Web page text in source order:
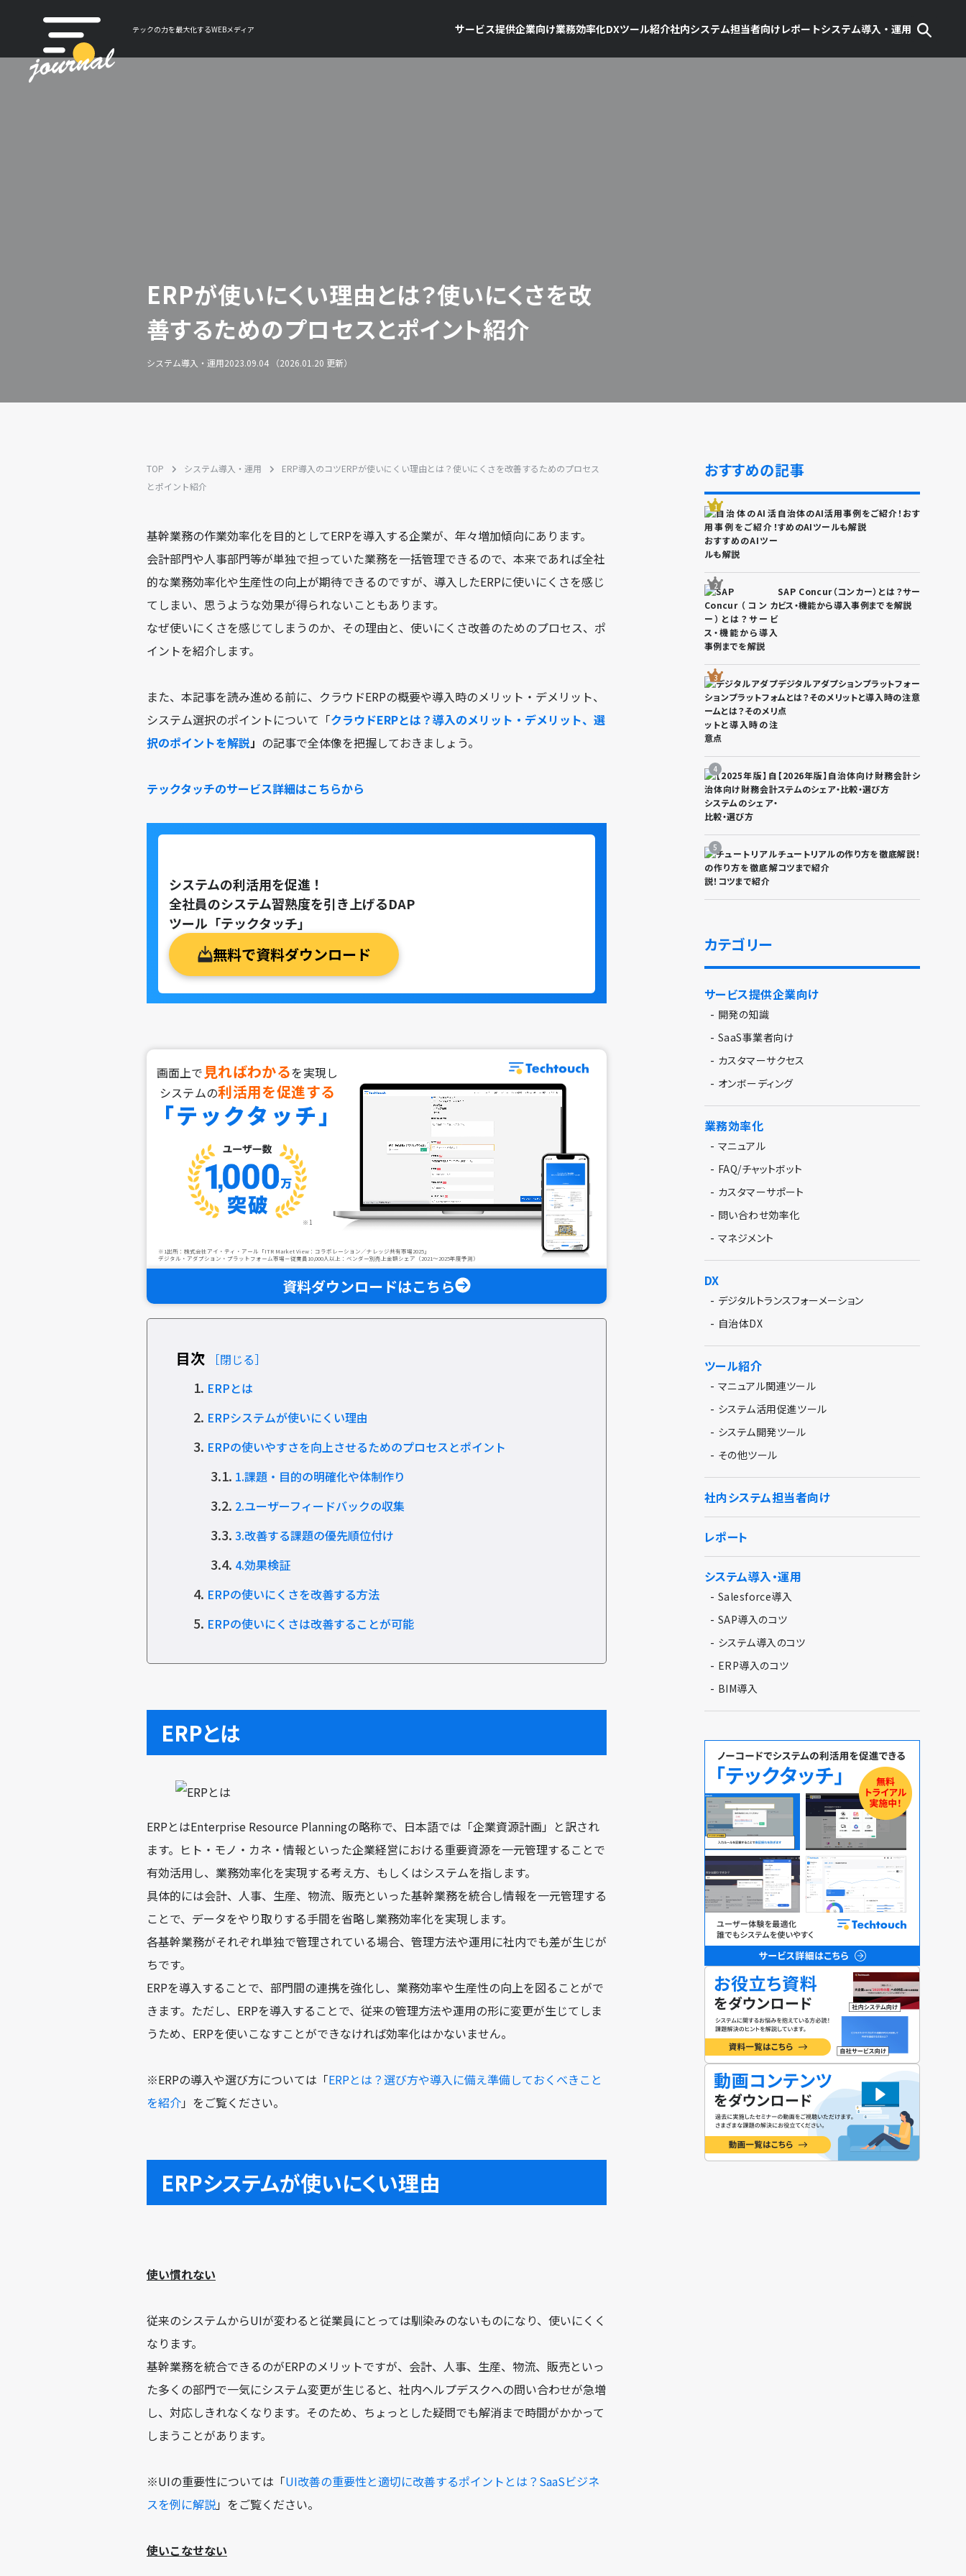
テックの力を最大化するWEBメディア サービス提供企業向け業務効率化DXツール紹介社内システム担当者向け レポートシステム導入・運用
ERPが使いにくい理由とは？使いにくさを改
善するためのプロセスとポイント紹介
システム導入・運用2023.09.04 （2026.01.20 更新）
TOP システム導入・運用 ERP導入のコツERPが使いにくい理由とは？使いにくさを改善するためのプロセス
とポイント紹介
基幹業務の作業効率化を目的としてERPを導入する企業が、年々増加傾向にあります。
会計部門や人事部門等が単独で担っていた業務を一括管理できるので、本来であれば全社
的な業務効率化や生産性の向上が期待できるのですが、導入したERPに使いにくさを感じ
てしまい、思うような効果が得られないこともあります。
なぜ使いにくさを感じてしまうのか、その理由と、使いにくさ改善のためのプロセス、ポ
イントを紹介します。
また、本記事を読み進める前に、クラウドERPの概要や導入時のメリット・デメリット、
システム選択のポイントについて「クラウドERPとは？導入のメリット・デメリット、選
択のポイントを解説 」 の記事で全体像を把握しておきましょう。
テックタッチのサービス詳細はこちらから
システムの利活用を促進！
全社員のシステム習熟度を引き上げるDAP
ツール「テックタッチ」
無料で資料ダウンロード
画面上で 見ればわかるを実現し
システムの利活用を促進する
「テックタッチ」
※1
※1出所：株式会社アイ・ティ・アール「ITR Market View：コラボレーション／ナレッジ共有市場2025」
デジタル・アダプション・プラットフォーム市場－従業員10,000人以上：ベンダー別売上金額シェア（2021～2025年度予測）
資料ダウンロードはこちら
目次 ［閉じる］
1. ERPとは
2. ERPシステムが使いにくい理由
3. ERPの使いやすさを向上させるためのプロセスとポイント
3.1. 1.課題・目的の明確化や体制作り
3.2. 2.ユーザーフィードバックの収集
3.3. 3.改善する課題の優先順位付け
3.4. 4.効果検証
4. ERPの使いにくさを改善する方法
5. ERPの使いにくさは改善することが可能
ERPとは
ERPとはEnterprise Resource Planningの略称で、日本語では「企業資源計画」と訳され
ます。ヒト・モノ・カネ・情報といった企業経営における重要資源を一元管理することで
有効活用し、業務効率化を実現する考え方、もしくはシステムを指します。
具体的には会計、人事、生産、物流、販売といった基幹業務を統合し情報を一元管理する
ことで、データをやり取りする手間を省略し業務効率化を実現します。
各基幹業務がそれぞれ単独で管理されている場合、管理方法や運用に社内でも差が生じが
ちです。
ERPを導入することで、部門間の連携を強化し、業務効率や生産性の向上を図ることがで
きます。ただし、ERPを導入することで、従来の管理方法や運用の形に変更が生じてしま
うため、ERPを使いこなすことができなければ効率化はかないません。
※ERPの導入や選び方については「ERPとは？選び方や導入に備え準備しておくべきこと
を紹介」をご覧ください。
ERPシステムが使いにくい理由
使い慣れない
従来のシステムからUIが変わると従業員にとっては馴染みのないものになり、使いにくく
なります。
基幹業務を統合できるのがERPのメリットですが、会計、人事、生産、物流、販売といっ
た多くの部門で一気にシステム変更が生じると、社内ヘルプデスクへの問い合わせが急増
し、対応しきれなくなります。そのため、ちょっとした疑問でも解消まで時間がかかって
しまうことがあります。
※UIの重要性については「UI改善の重要性と適切に改善するポイントとは？SaaSビジネ
スを例に解説」をご覧ください。
使いこなせない
おすすめの記事
自治体のAI活用事例をご紹介！おす
すめのAIツールも解説
SAP Concur（コンカー）とは？サー
ビス・機能から導入事例までを解説
デジタルアダプションプラットフォー
ムとは？そのメリットと導入時の注意
点
【2026年版】自治体向け財務会計シ
ステムのシェア・比較・選び方
チュートリアルの作り方を徹底解説！
コツまで紹介
カテゴリー
サービス提供企業向け
- 開発の知識
- SaaS事業者向け
- カスタマーサクセス
- オンボーディング
業務効率化
- マニュアル
- FAQ/チャットボット
- カスタマーサポート
- 問い合わせ効率化
- マネジメント
DX
- デジタルトランスフォーメーション
- 自治体DX
ツール紹介
- マニュアル関連ツール
- システム活用促進ツール
- システム開発ツール
- その他ツール
社内システム担当者向け
レポート
システム導入・運用
- Salesforce導入
- SAP導入のコツ
- システム導入のコツ
- ERP導入のコツ
- BIM導入